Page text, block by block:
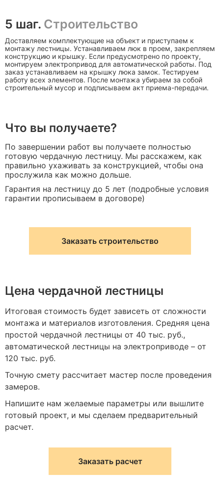
5 шаг. Строительство
Доставляем комплектующие на объект и приступаем к
монтажу лестницы. Устанавливаем люк в проем, закрепляем
конструкцию и крышку. Если предусмотрено по проекту,
монтируем электропривод для автоматической работы. Под
заказ устанавливаем на крышку люка замок. Тестируем
работу всех элементов. После монтажа убираем за собой
строительный мусор и подписываем акт приема-передачи.
Что вы получаете?
По завершении работ вы получаете полностью
готовую чердачную лестницу. Мы расскажем, как
правильно ухаживать за конструкцией, чтобы она
прослужила как можно дольше.
Гарантия на лестницу до 5 лет (подробные условия
гарантии прописываем в договоре)
Заказать строительство
Цена чердачной лестницы
Итоговая стоимость будет зависеть от сложности
монтажа и материалов изготовления. Средняя цена
простой чердачной лестницы от 40 тыс. руб.,
автоматической лестницы на электроприводе – от
120 тыс. руб.
Точную смету рассчитает мастер после проведения
замеров.
Напишите нам желаемые параметры или вышлите
готовый проект, и мы сделаем предварительный
расчет.
Заказать расчет